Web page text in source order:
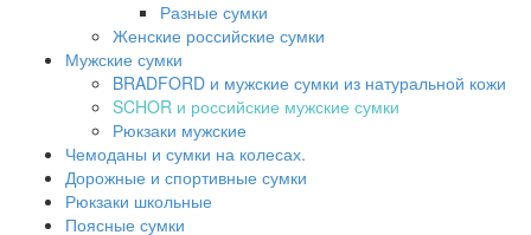
Разные сумки
Женские российские сумки
Мужские сумки
BRADFORD и мужские сумки из натуральной кожи
SCHOR и российские мужские сумки
Рюкзаки мужские
Чемоданы и сумки на колесах.
Дорожные и спортивные сумки
Рюкзаки школьные
Поясные сумки